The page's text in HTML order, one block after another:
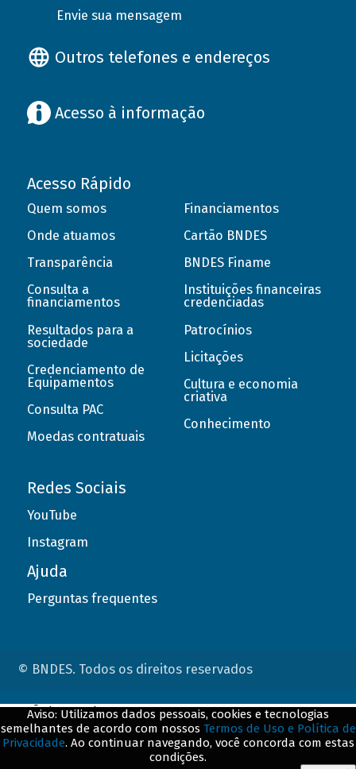
Envie sua mensagem
Outros telefones e endereços
Acesso à informação
Acesso Rápido
Quem somos
Onde atuamos
Transparência
Consulta a
financiamentos
Resultados para a
sociedade
Credenciamento de
Equipamentos
Consulta PAC
Moedas contratuais
Financiamentos
Cartão BNDES
BNDES Finame
Instituições financeiras
credenciadas
Patrocínios
Licitações
Cultura e economia
criativa
Conhecimento
Redes Sociais
YouTube
Instagram
Ajuda
Perguntas frequentes
© BNDES. Todos os direitos reservados
Aviso: Utilizamos dados pessoais, cookies e tecnologias
semelhantes de acordo com nossos Termos de Uso e Política de
Privacidade. Ao continuar navegando, você concorda com estas
condições.
ConteÃºdo complementar
${title}${badge}